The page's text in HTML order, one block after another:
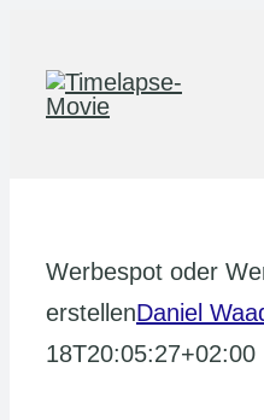
Inhalt
springen
Werbespot oder
erstellenDaniel
18T20:05:27+02:00